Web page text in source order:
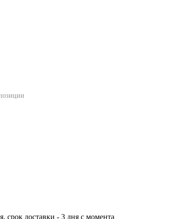
срок доставки - 3 дня с момента